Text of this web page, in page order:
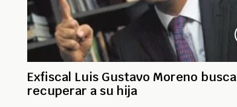
Exfiscal Luis Gustavo Moreno busca
recuperar a su hija